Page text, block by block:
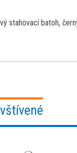
stahovací batoh,